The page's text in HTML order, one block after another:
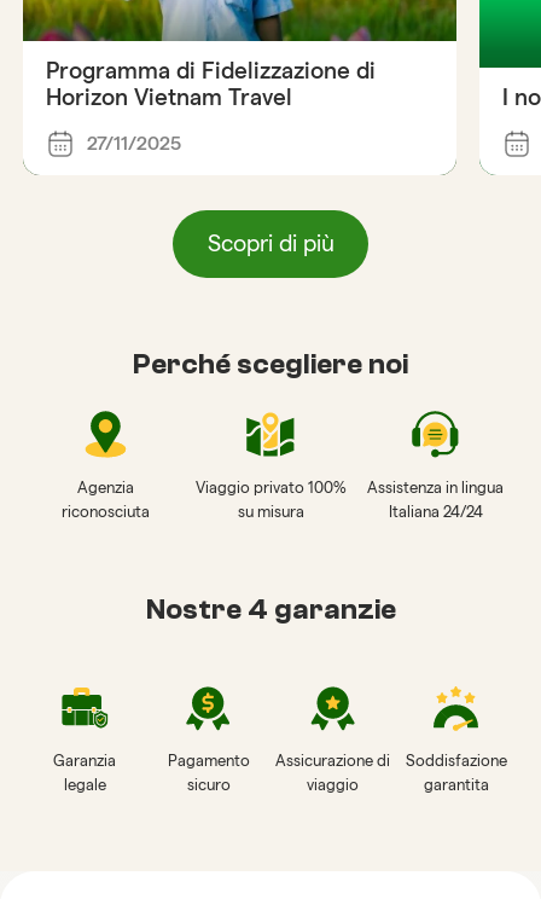
Programma di Fidelizzazione di
Horizon Vietnam Travel
27/11/2025
I
Scopri di più
Perché scegliere noi
Agenzia
riconosciuta
Viaggio privato 100%
su misura
Assistenza in lingua
Italiana 24/24
Nostre 4 garanzie
Garanzia
legale
Pagamento
sicuro
Assicurazione di
viaggio
Soddisfazione
garantita